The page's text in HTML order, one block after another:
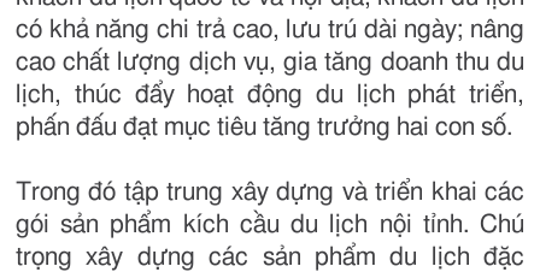
có khả năng chi trả cao, lưu trú dài ngày; nâng
cao chất lượng dịch vụ, gia tăng doanh thu du
lịch, thúc đẩy hoạt động du lịch phát triển,
phấn đấu đạt mục tiêu tăng trưởng hai con số.
Trong đó tập trung xây dựng và triển khai các
gói sản phẩm kích cầu du lịch nội tỉnh. Chú
trọng xây dựng các sản phẩm du lịch đặc